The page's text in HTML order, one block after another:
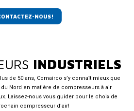
NOUS!
INDUSTRIELS
de 50 ans, Comairco s’y connaît mieux que
Nord en matière de compresseurs à air
Laissez-nous vous guider pour le choix de
compresseur d'air!